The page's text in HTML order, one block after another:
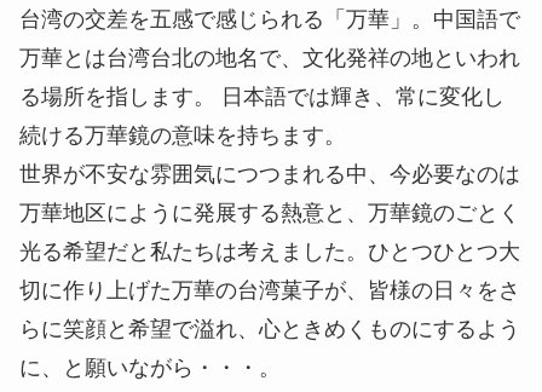
台湾の交差を五感で感じられる「万華」。中国語で
万華とは台湾台北の地名で、文化発祥の地といわれ
る場所を指します。 日本語では輝き、常に変化し
続ける万華鏡の意味を持ちます。
世界が不安な雰囲気につつまれる中、今必要なのは
万華地区にように発展する熱意と、万華鏡のごとく
光る希望だと私たちは考えました。ひとつひとつ大
切に作り上げた万華の台湾菓子が、皆様の日々をさ
らに笑顔と希望で溢れ、心ときめくものにするよう
に、と願いながら・・・。